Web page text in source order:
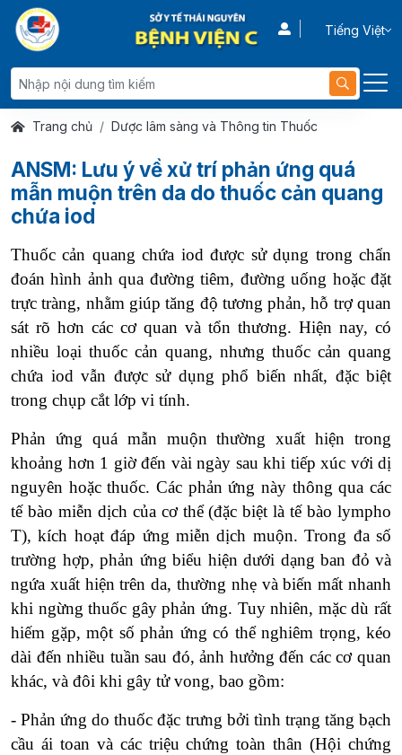
Tiếng Việt
Trang chủ Dược lâm sàng và Thông tin Thuốc
ANSM: Lưu ý về xử trí phản ứng quá
mẫn muộn trên da do thuốc cản quang
chứa iod
Thuốc cản quang chứa iod được sử dụng trong chẩn
đoán hình ảnh qua đường tiêm, đường uống hoặc đặt
trực tràng, nhằm giúp tăng độ tương phản, hỗ trợ quan
sát rõ hơn các cơ quan và tổn thương. Hiện nay, có
nhiều loại thuốc cản quang, nhưng thuốc cản quang
chứa iod vẫn được sử dụng phổ biến nhất, đặc biệt
trong chụp cắt lớp vi tính.
Phản ứng quá mẫn muộn thường xuất hiện trong
khoảng hơn 1 giờ đến vài ngày sau khi tiếp xúc với dị
nguyên hoặc thuốc. Các phản ứng này thông qua các
tế bào miễn dịch của cơ thể (đặc biệt là tế bào lympho
T), kích hoạt đáp ứng miễn dịch muộn. Trong đa số
trường hợp, phản ứng biểu hiện dưới dạng ban đỏ và
ngứa xuất hiện trên da, thường nhẹ và biến mất nhanh
khi ngừng thuốc gây phản ứng. Tuy nhiên, mặc dù rất
hiếm gặp, một số phản ứng có thể nghiêm trọng, kéo
dài đến nhiều tuần sau đó, ảnh hưởng đến các cơ quan
khác, và đôi khi gây tử vong, bao gồm:
- Phản ứng do thuốc đặc trưng bởi tình trạng tăng bạch
cầu ái toan và các triệu chứng toàn thân (Hội chứng